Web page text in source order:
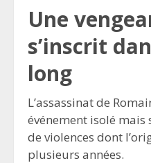
Une
s’inscrit
long
L’assassinat de
événement isolé mais
de violences dont
plusieurs années.